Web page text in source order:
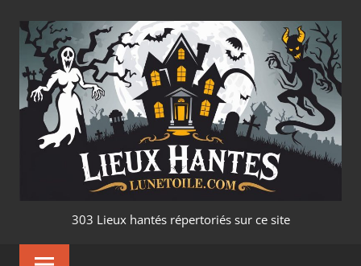
contenu
LIEUX
303 Lieux hantés répertoriés sur ce site